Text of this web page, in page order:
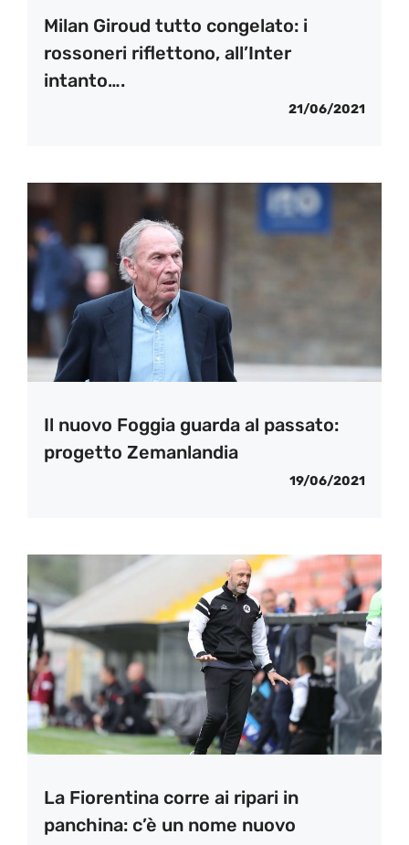
Milan Giroud tutto congelato: i
rossoneri riflettono, all’Inter
intanto….
21/06/2021
Il nuovo Foggia guarda al passato:
progetto Zemanlandia
19/06/2021
La Fiorentina corre ai ripari in
panchina: c’è un nome nuovo